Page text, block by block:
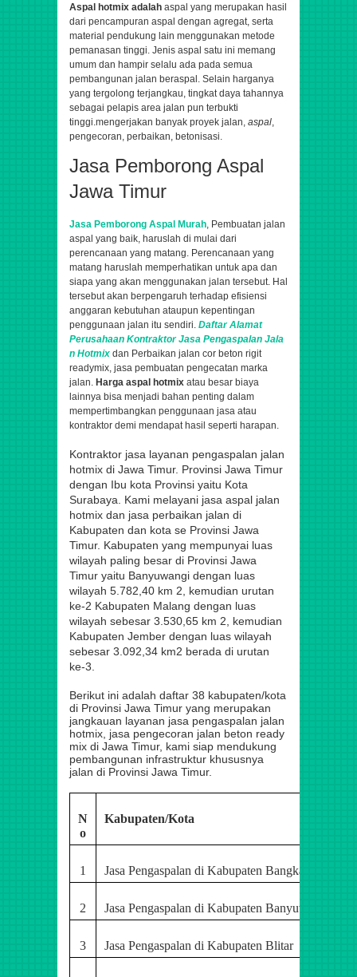
Aspal hotmix adalah aspal yang merupakan hasil
dari pencampuran aspal dengan agregat, serta
material pendukung lain menggunakan metode
pemanasan tinggi. Jenis aspal satu ini memang
umum dan hampir selalu ada pada semua
pembangunan jalan beraspal. Selain harganya
yang tergolong terjangkau, tingkat daya tahannya
sebagai pelapis area jalan pun terbukti
tinggi.mengerjakan banyak proyek jalan, aspal,
pengecoran, perbaikan, betonisasi.
Jasa Pemborong Aspal
Jawa Timur
Jasa Pemborong Aspal Murah, Pembuatan jalan
aspal yang baik, haruslah di mulai dari
perencanaan yang matang. Perencanaan yang
matang haruslah memperhatikan untuk apa dan
siapa yang akan menggunakan jalan tersebut. Hal
tersebut akan berpengaruh terhadap efisiensi
anggaran kebutuhan ataupun kepentingan
penggunaan jalan itu sendiri. Daftar Alamat
Perusahaan KontraktorJasa Pengaspalan Jala
n Hotmix dan Perbaikan jalan cor beton rigit
readymix, jasa pembuatan pengecatan marka
jalan. Harga aspal hotmix atau besar biaya
lainnya bisa menjadi bahan penting dalam
mempertimbangkan penggunaan jasa atau
kontraktor demi mendapat hasil seperti harapan.
Kontraktor jasa layanan pengaspalan jalan
hotmix di Jawa Timur. Provinsi Jawa Timur
dengan Ibu kota Provinsi yaitu Kota
Surabaya. Kami melayani jasa aspal jalan
hotmix dan jasa perbaikan jalan di
Kabupaten dan kota se Provinsi Jawa
Timur. Kabupaten yang mempunyai luas
wilayah paling besar di Provinsi Jawa
Timur yaitu Banyuwangi dengan luas
wilayah 5.782,40 km 2, kemudian urutan
ke-2 Kabupaten Malang dengan luas
wilayah sebesar 3.530,65 km 2, kemudian
Kabupaten Jember dengan luas wilayah
sebesar 3.092,34 km2 berada di urutan
ke-3.
Berikut ini adalah daftar 38 kabupaten/kota
di Provinsi Jawa Timur yang merupakan
jangkauan layanan jasa pengaspalan jalan
hotmix, jasa pengecoran jalan beton ready
mix di Jawa Timur, kami siap mendukung
pembangunan infrastruktur khususnya
jalan di Provinsi Jawa Timur.
N
o
Kabupaten/Kota
1 Jasa Pengaspalan di Kabupaten Bangkalan
2 Jasa Pengaspalan di Kabupaten Banyuwangi
3 Jasa Pengaspalan di Kabupaten Blitar